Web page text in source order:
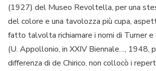
(1927) del Museo Revoltella, per una
del colore e una tavolozza più cupa,
fatto talvolta richiamare i nomi di Turner e
(U. Appollonio, in XXIV Biennale…, 1948,
differenza di de Chirico, non collocò i